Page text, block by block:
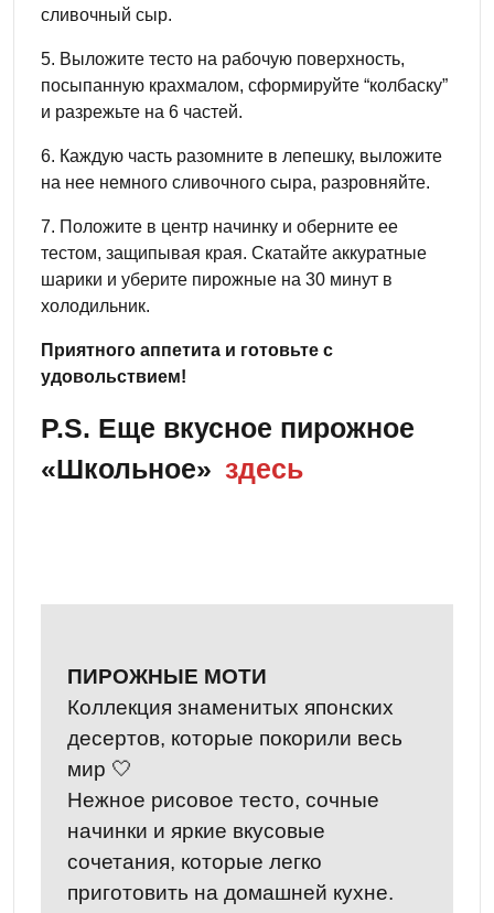
сливочный сыр.
5. Выложите тесто на рабочую поверхность,
посыпанную крахмалом, сформируйте “колбаску”
и разрежьте на 6 частей.
6. Каждую часть разомните в лепешку, выложите
на нее немного сливочного сыра, разровняйте.
7. Положите в центр начинку и оберните ее
тестом, защипывая края. Скатайте аккуратные
шарики и уберите пирожные на 30 минут в
холодильник.
Приятного аппетита и готовьте с
удовольствием!
P.S. Еще вкусное пирожное
«Школьное» здесь
ПИРОЖНЫЕ МОТИ
Коллекция знаменитых японских
десертов, которые покорили весь
мир 🤍
Нежное рисовое тесто, сочные
начинки и яркие вкусовые
сочетания, которые легко
приготовить на домашней кухне.